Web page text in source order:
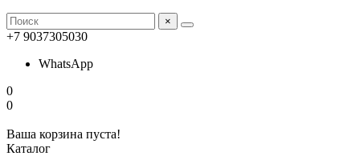
×
+7 9037305030
WhatsApp
0
0
Ваша корзина пуста!
Каталог